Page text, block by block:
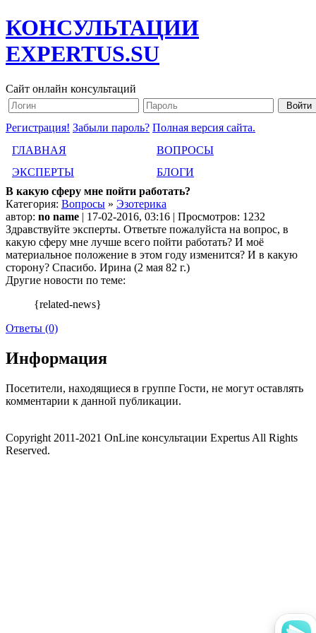
КОНСУЛЬТАЦИИ
EXPERTUS.SU
Сайт онлайн консультаций
Регистрация! Забыли пароль? Полная версия сайта.
ГЛАВНАЯ
ВОПРОСЫ
ЭКСПЕРТЫ
БЛОГИ
В какую сферу мне пойти работать?
Категория: Вопросы » Эзотерика
автор: no name | 17-02-2016, 03:16 | Просмотров: 1232
Здравствуйте эксперты. Ответьте пожалуйста на вопрос, в
какую сферу мне лучше всего пойти работать? И моё
материальное положение в этом году изменится? И в какую
сторону? Спасибо. Ирина (2 мая 82 г.)
Другие новости по теме:
{related-news}
Ответы (0)
Информация
Посетители, находящиеся в группе Гости, не могут оставлять
комментарии к данной публикации.
Copyright 2011-2021 OnLine консультации Expertus All Rights
Reserved.